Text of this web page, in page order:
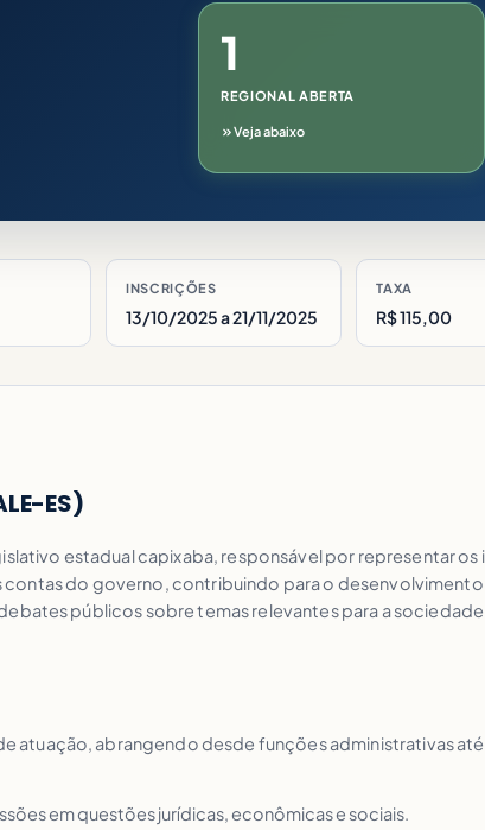
1
REGIONAL ABERTA
Veja abaixo
INSCRIÇÕES
13/10/2025 a 21/11/2025
TAXA
R$ 115,00
ES)
estadual capixaba, responsável por representar
contas do governo, contribuindo para o
públicos sobre temas relevantes para a
atuação, abrangendo desde funções administrativas
em questões jurídicas, econômicas e sociais.